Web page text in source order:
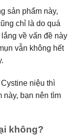
sản phẩm này,
chỉ là do quá
về vấn đề này
vẫn không hết
niệu thì
này, bạn nên tìm
không?